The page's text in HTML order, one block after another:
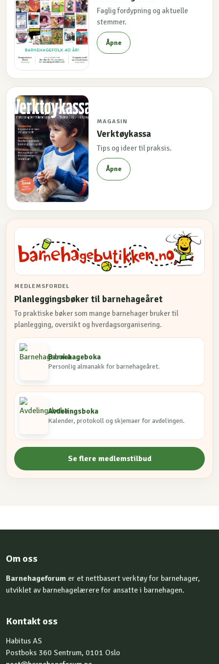
Faglig fordypning og aktuelle
stemmer.
Åpne
MAGASIN
Verktøykassa
Tips og ideer til praksis.
Åpne
MEDLEMSFORDEL
Planleggingsbøker til barnehageåret
To praktiske bøker som mange barnehager bruker til
planlegging, oversikt og hverdagsorganisering.
Barnehageboka
Personlig almanakk for barnehageåret.
Avdelingsboka
Kalender, protokoll og skjemaer for avdelingen.
Se flere medlemstilbud
Om oss
Barnehageforum er et nettbasert verktøy for barnehager,
utviklet av barnehagelærere for ansatte i barnehagen.
Kontakt oss
Habitus AS
Postboks 360 Sentrum, 0101 Oslo